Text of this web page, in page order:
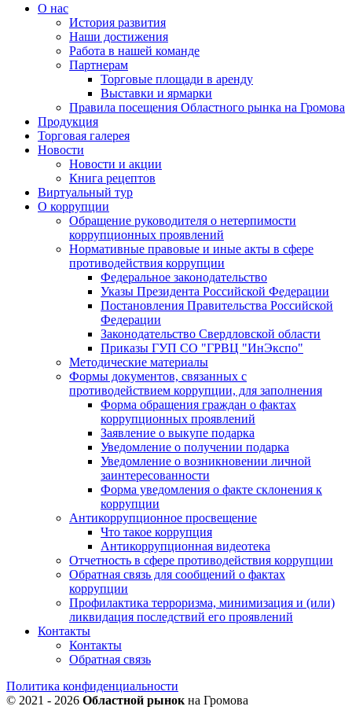
О нас
История развития
Наши достижения
Работа в нашей команде
Партнерам
Торговые площади в аренду
Выставки и ярмарки
Правила посещения Областного рынка на Громова
Продукция
Торговая галерея
Новости
Новости и акции
Книга рецептов
Виртуальный тур
О коррупции
Обращение руководителя о нетерпимости
коррупционных проявлений
Нормативные правовые и иные акты в сфере
противодействия коррупции
Федеральное законодательство
Указы Президента Российской Федерации
Постановления Правительства Российской
Федерации
Законодательство Свердловской области
Приказы ГУП СО "ГРВЦ "ИнЭкспо"
Методические материалы
Формы документов, связанных с
противодействием коррупции, для заполнения
Форма обращения граждан о фактах
коррупционных проявлений
Заявление о выкупе подарка
Уведомление о получении подарка
Уведомление о возникновении личной
заинтересованности
Форма уведомления о факте склонения к
коррупции
Антикоррупционное просвещение
Что такое коррупция
Антикоррупционная видеотека
Отчетность в сфере противодействия коррупции
Обратная связь для сообщений о фактах
коррупции
Профилактика терроризма, минимизация и (или)
ликвидация последствий его проявлений
Контакты
Контакты
Обратная связь
Политика конфиденциальности
© 2021 - 2026 Областной рынок на Громова